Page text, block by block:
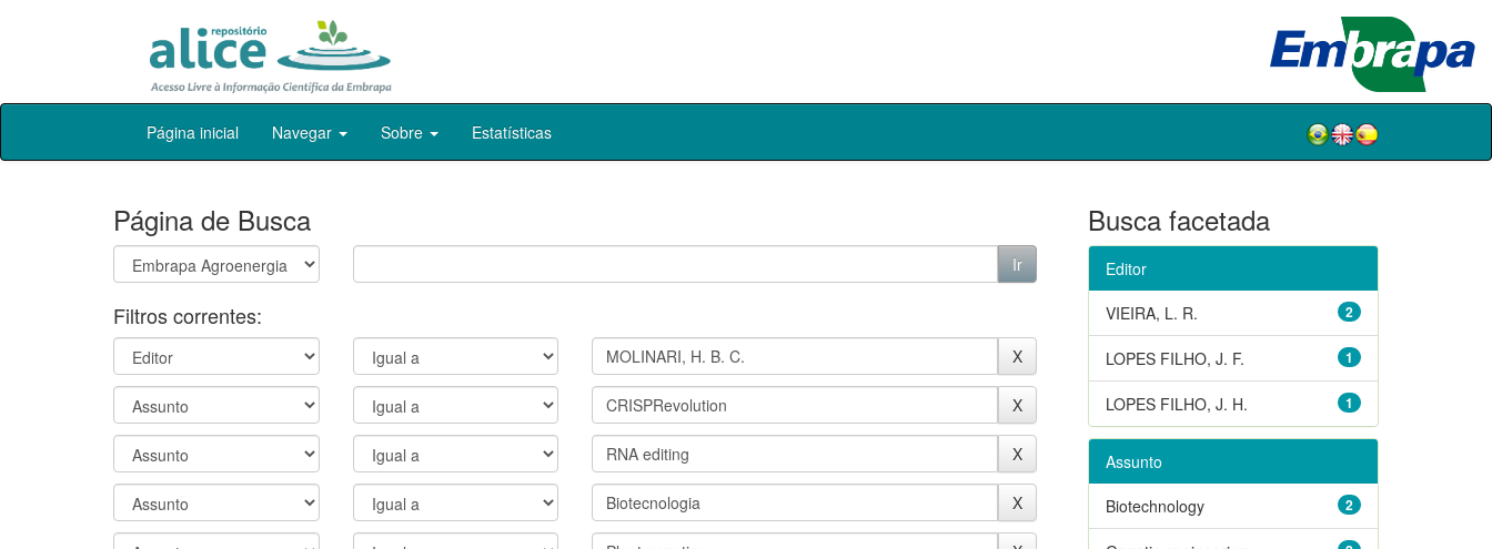
Skip
Página inicial Navegar Sobre Estatísticas
Página de Busca
Filtros correntes:
Busca facetada
Editor
2
VIEIRA, L. R.
1
LOPES FILHO, J. F.
1
LOPES FILHO, J. H.
Assunto
2
Biotechnology